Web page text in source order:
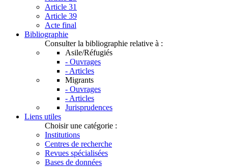
Article 31
Article 39
Acte final
Bibliographie
Consulter la bibliographie relative à :
Asile/Réfugiés
- Ouvrages
- Articles
Migrants
- Ouvrages
- Articles
Jurisprudences
Liens utiles
Choisir une catégorie :
Institutions
Centres de recherche
Revues spécialisées
Bases de données